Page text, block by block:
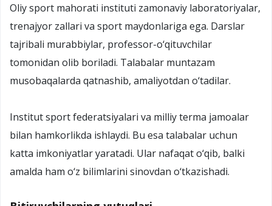
Oliy sport mahorati instituti zamonaviy laboratoriyalar,
trenajyor zallari va sport maydonlariga ega. Darslar
tajribali murabbiylar, professor-o‘qituvchilar
tomonidan olib boriladi. Talabalar muntazam
musobaqalarda qatnashib, amaliyotdan o‘tadilar.
Institut sport federatsiyalari va milliy terma jamoalar
bilan hamkorlikda ishlaydi. Bu esa talabalar uchun
katta imkoniyatlar yaratadi. Ular nafaqat o‘qib, balki
amalda ham o‘z bilimlarini sinovdan o‘tkazishadi.